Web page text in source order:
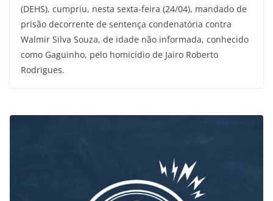
(DEHS), cumpriu, nesta sexta-feira (24/04), mandado de
prisão decorrente de sentença condenatória contra
Walmir Silva Souza, de idade não informada, conhecido
como Gaguinho, pelo homicídio de Jairo Roberto
Rodrigues.